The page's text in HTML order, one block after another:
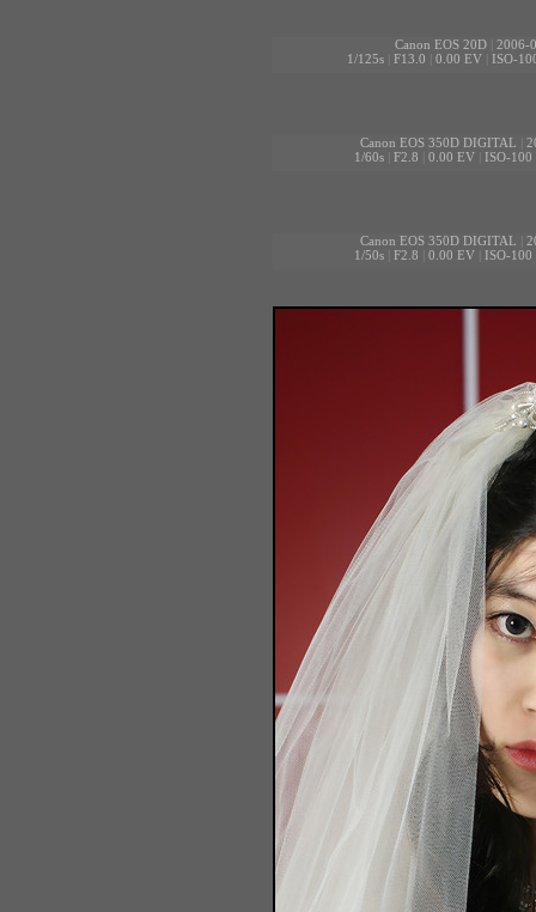
Canon EOS 20D| 2006-
1/125s| F13.0 0.00 EV| ISO-
Canon EOS 350D DIGITAL
1/60s| F2.8 0.00 EV| ISO-100
Canon EOS 350D DIGITAL
1/50s| F2.8 0.00 EV| ISO-100